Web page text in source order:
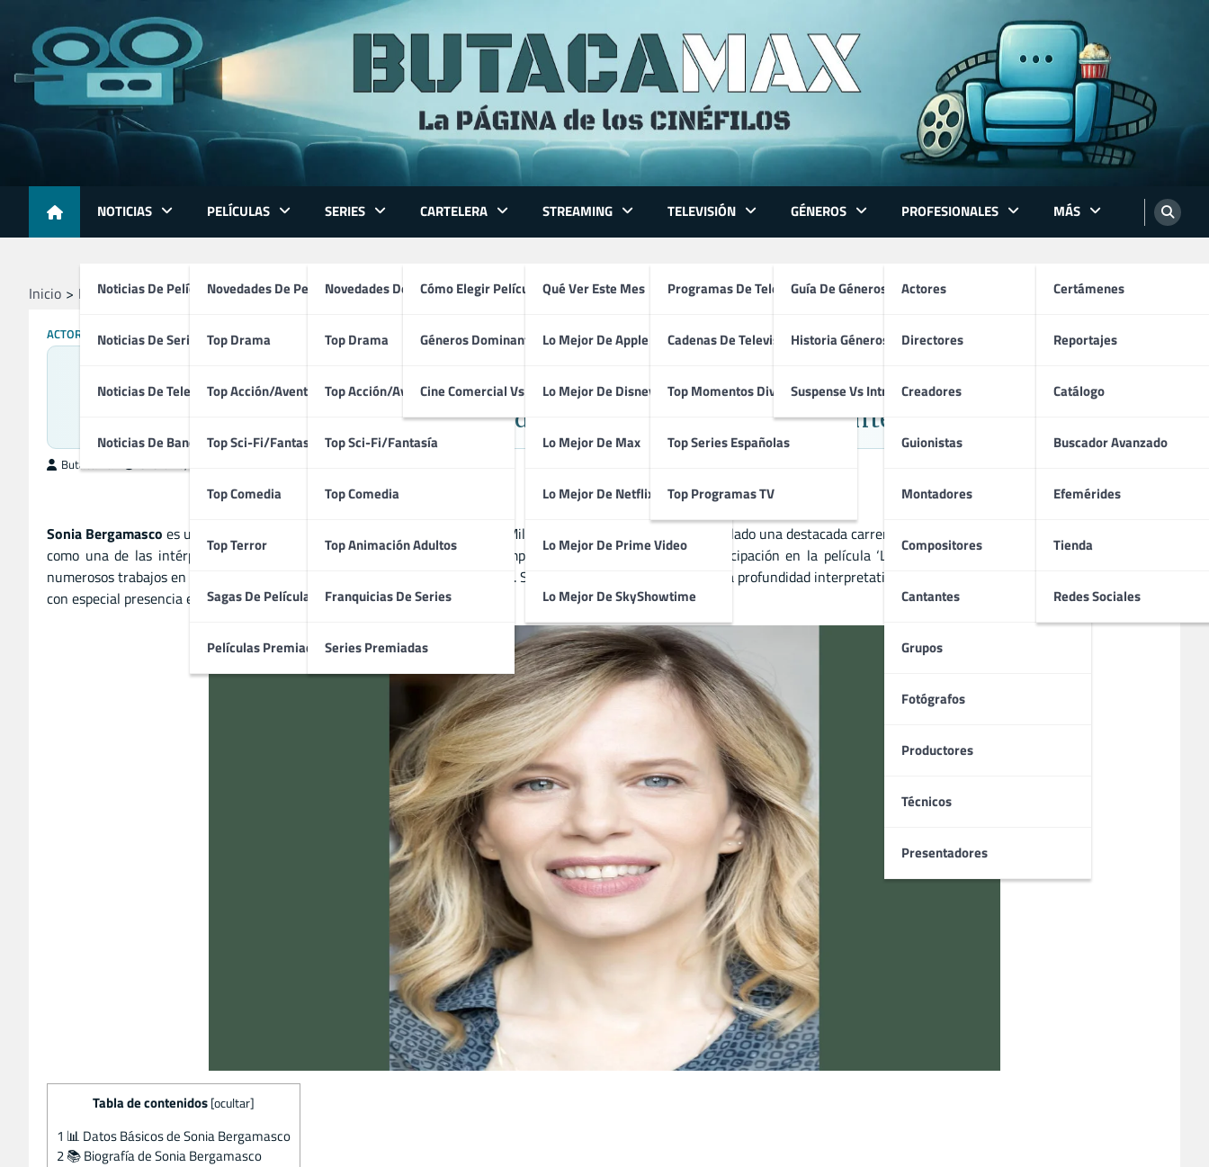
content
NOTICIAS
Noticias De Películas
Noticias De Series
Noticias De Televisión
Noticias De Bandas Sonoras
PELÍCULAS
Novedades De Películas
Top Drama
Top Acción/Aventura
Top Sci-Fi/Fantasía
Top Comedia
Top Terror
Sagas De Películas
Películas Premiadas
SERIES
Novedades De Series
Top Drama
Top Acción/Aventura
Top Sci-Fi/Fantasía
Top Comedia
Top Animación Adultos
Franquicias De Series
Series Premiadas
CARTELERA
Cómo Elegir Película
Géneros Dominantes
Cine Comercial Vs Autor
STREAMING
Qué Ver Este Mes
Lo Mejor De Apple TV
Lo Mejor De Disney+
Lo Mejor De Max
Lo Mejor De Netflix
Lo Mejor De Prime Video
Lo Mejor De SkyShowtime
TELEVISIÓN
Programas De Televisión
Cadenas De Televisión
Top Momentos Divertidos
Top Series Españolas
Top Programas TV
GÉNEROS
Guía De Géneros
Historia Géneros TV
Suspense Vs Intriga
PROFESIONALES
Actores
Directores
Creadores
Guionistas
Montadores
Compositores
Cantantes
Grupos
Fotógrafos
Productores
Técnicos
Presentadores
MÁS
Certámenes
Reportajes
Catálogo
Buscador Avanzado
Efemérides
Tienda
Redes Sociales
Inicio Profesionales Actores Sonia Bergamasco
ACTORES DIRECTORES GUIONISTAS
Sonia Bergamasco
Actriz de ‘La mejor juventud’ y Cine Italiano de Autor Contemporáneo
ButacaMax
Sonia Bergamasco es una actriz italiana nacida el 16 de enero de 1966 en Milán, Lombardía (Italia). Ha desarrollado una destacada carrera en cine, televisión y teatro, consolidándose
como una de las intérpretes más versátiles del panorama italiano contemporáneo. Es conocida por su participación en la película ‘La mejor juventud’ (2003), así como por sus
numerosos trabajos en producciones de autor y series de televisión italianas. Su trayectoria se caracteriza por la profundidad interpretativa y la construcción de personajes complejos,
con especial presencia en el cine dramático europeo.
Tabla de contenidos [ocultar]
1 📊 Datos Básicos de Sonia Bergamasco
2📚 Biografía de Sonia Bergamasco